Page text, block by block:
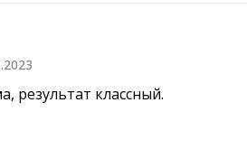
результат классный.